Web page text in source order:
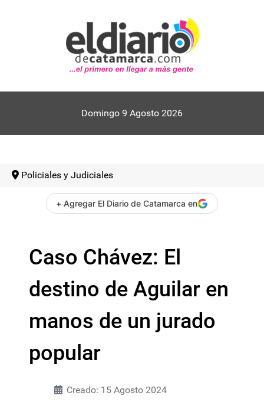
Domingo 9 Agosto 2026
Policiales y Judiciales
+ Agregar El Diario de Catamarca en
Caso Chávez: El
destino de Aguilar en
manos de un jurado
popular
Creado: 15 Agosto 2024